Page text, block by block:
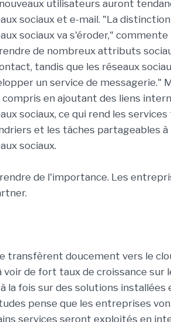
utilisateurs auront
sociaux et e-mail. "La
sociaux va s'éroder," commente
de nombreux attributs
tandis que les réseaux
un service de messagerie."
compris en ajoutant des liens
sociaux, ce qui rend les
et les tâches partageables
sociaux.
de l'importance. Les
transfèrent doucement vers le
de fort taux de croissance sur
la fois sur des solutions
pense que les entreprises
services seront exploités en